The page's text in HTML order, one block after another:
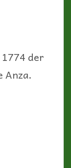
der
Anza.